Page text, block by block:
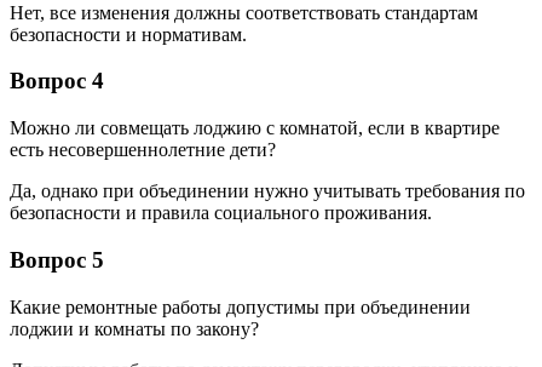
Нет, все изменения должны соответствовать стандартам
безопасности и нормативам.
Вопрос 4
Можно ли совмещать лоджию с комнатой, если в квартире
есть несовершеннолетние дети?
Да, однако при объединении нужно учитывать требования по
безопасности и правила социального проживания.
Вопрос 5
Какие ремонтные работы допустимы при объединении
лоджии и комнаты по закону?